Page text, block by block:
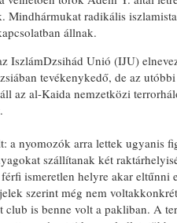
Mindhármukat radikális
állnak.
IszlámDzsihád Unió (IJU)
tevékenykedő, de az
az al-Kaida nemzetközi
a nyomozók arra lettek ugyanis
szállítanak két
ismeretlen helyre akar
szerint még nem
is benne volt a pakliban. A